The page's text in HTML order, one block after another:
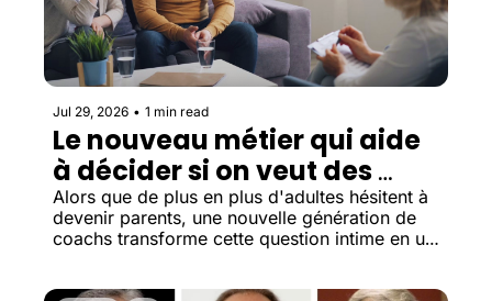
Jul 29, 2026 • 1 min read
Le nouveau métier qui aide
à décider si on veut des
enfants
Alors que de plus en plus d'adultes hésitent à
devenir parents, une nouvelle génération de
coachs transforme cette question intime en un